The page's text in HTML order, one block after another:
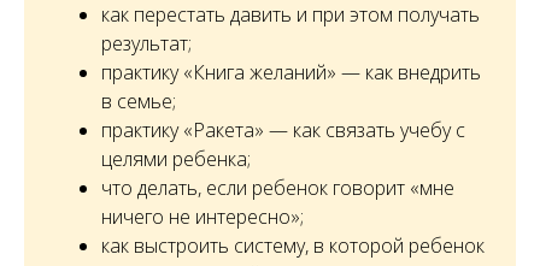
как перестать давить и при этом получать
результат;
практику «Книга желаний» — как внедрить
в семье;
практику «Ракета» — как связать учебу с
целями ребенка;
что делать, если ребенок говорит «мне
ничего не интересно»;
как выстроить систему, в которой ребенок